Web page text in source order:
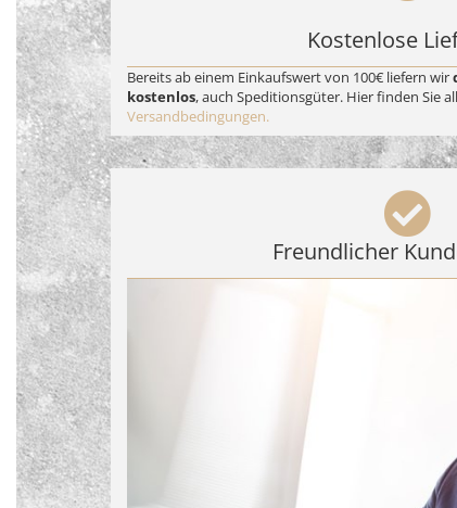
Kostenlose
Bereits ab einem Einkaufswert von 100€ liefern wir
kostenlos, auch Speditionsgüter. Hier finden Sie
Versandbedingungen.
Freundlicher